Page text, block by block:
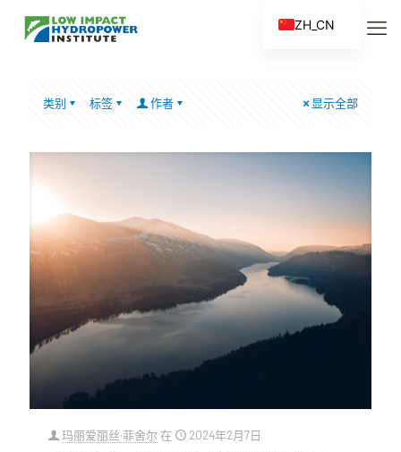
类别 标签 作者 显示全部
玛丽爱丽丝·菲舍尔 在 2024年2月7日
ZH_CN